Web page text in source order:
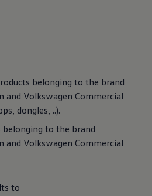
belonging to the brand
and Volkswagen Commercial
dongles, ..).
belonging to the brand
and Volkswagen Commercial
to